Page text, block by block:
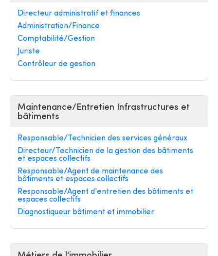
Directeur administratif et finances
Administration/Finance
Comptabilité/Gestion
Juriste
Contrôleur de gestion
Maintenance/Entretien Infrastructures et
bâtiments
Responsable/Technicien des services généraux
Directeur/Technicien de la gestion des bâtiments
et espaces collectifs
Responsable/Agent de maintenance des
bâtiments et espaces collectifs
Responsable/Agent d'entretien des bâtiments et
espaces collectifs
Diagnostiqueur bâtiment et immobilier